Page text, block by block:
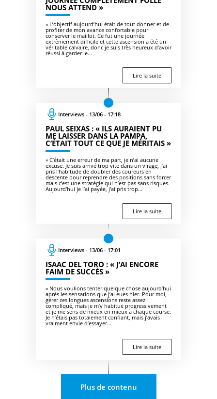
NOUS ATTEND »
« L’objectif aujourd’hui était de tout donner et de
profiter de mon avance confortable pour
conserver le maillot. Ce fut une journée
extrêmement difficile et cette ascension a été un
véritable calvaire, donc je suis très heureux d’avoir
réussi à garder le...
Lire la suite
Interviews - 13/06 - 17:18
PAUL SEIXAS : « ILS AURAIENT PU
ME LAISSER DANS LA PAMPA,
C’ÉTAIT TOUT CE QUE JE MÉRITAIS »
« C’était une erreur de ma part, je n’ai aucune
excuse. Je suis arrivé trop vite dans un virage, j’ai
pris l’habitude de doubler des coureurs en
descente pour reprendre des positions sans forcer
mais c’est une stratégie qui n’est pas sans risques.
Aujourd’hui je l’ai payée, j’ai pris trop...
Lire la suite
Interviews - 13/06 - 17:01
ISAAC DEL TORO : « J’AI ENCORE
FAIM DE SUCCÈS »
« Nous voulions tenter quelque chose aujourd’hui
après les sensations que j’ai eues hier. Pour moi,
gérer ces longues ascensions reste assez
compliqué, mais je m’y habitue progressivement
et je me sens de mieux en mieux à chaque course.
Je n’étais pas totalement confiant, mais j’avais
vraiment envie d’essayer...
Lire la suite
Plus de contenu